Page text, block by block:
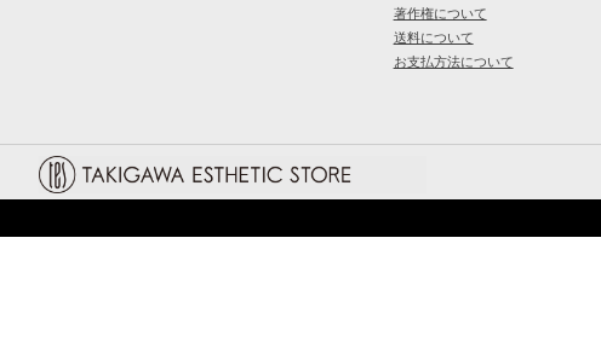
著作権について
送料について
お支払方法について